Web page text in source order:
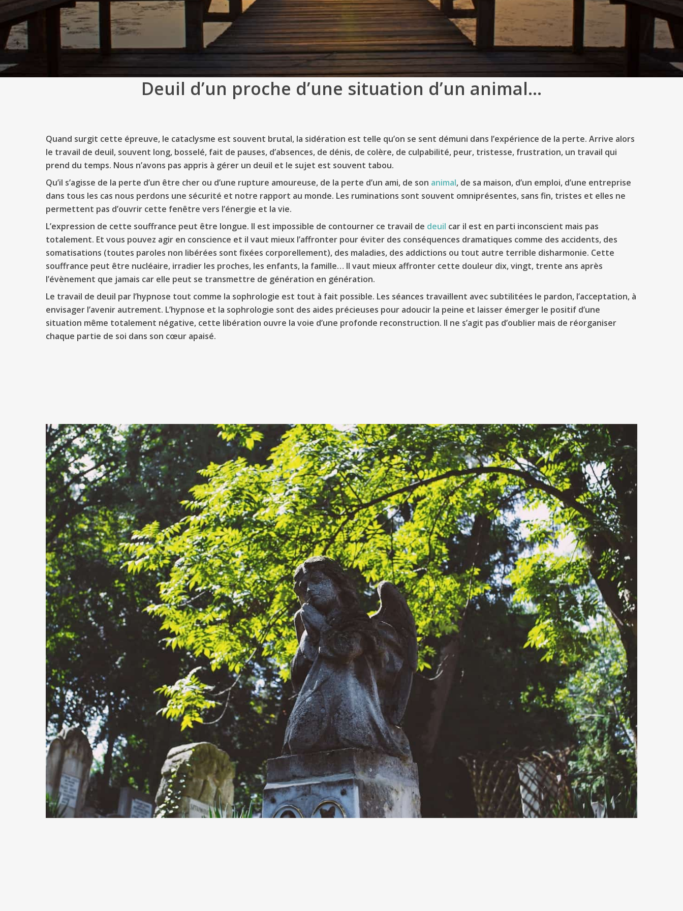
Deuil d’un proche d’une situation d’un animal…
Quand surgit cette épreuve, le cataclysme est souvent brutal, la sidération est telle qu’on se sent démuni dans l’expérience de la perte. Arrive alors
le travail de deuil, souvent long, bosselé, fait de pauses, d’absences, de dénis, de colère, de culpabilité, peur, tristesse, frustration, un travail qui
prend du temps. Nous n’avons pas appris à gérer un deuil et le sujet est souvent tabou.
Qu’il s’agisse de la perte d’un être cher ou d’une rupture amoureuse, de la perte d’un ami, de son animal, de sa maison, d’un emploi, d’une entreprise
dans tous les cas nous perdons une sécurité et notre rapport au monde. Les ruminations sont souvent omniprésentes, sans fin, tristes et elles ne
permettent pas d’ouvrir cette fenêtre vers l’énergie et la vie.
L’expression de cette souffrance peut être longue. Il est impossible de contourner ce travail de deuil car il est en parti inconscient mais pas
totalement. Et vous pouvez agir en conscience et il vaut mieux l’affronter pour éviter des conséquences dramatiques comme des accidents, des
somatisations (toutes paroles non libérées sont fixées corporellement), des maladies, des addictions ou tout autre terrible disharmonie. Cette
souffrance peut être nucléaire, irradier les proches, les enfants, la famille… Il vaut mieux affronter cette douleur dix, vingt, trente ans après
l’évènement que jamais car elle peut se transmettre de génération en génération.
Le travail de deuil par l’hypnose tout comme la sophrologie est tout à fait possible. Les séances travaillent avec subtilitées le pardon, l’acceptation, à
envisager l’avenir autrement. L’hypnose et la sophrologie sont des aides précieuses pour adoucir la peine et laisser émerger le positif d’une
situation même totalement négative, cette libération ouvre la voie d’une profonde reconstruction. Il ne s’agit pas d’oublier mais de réorganiser
chaque partie de soi dans son cœur apaisé.